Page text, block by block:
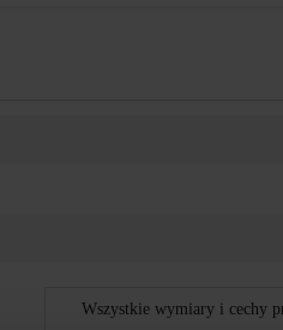
Wszystkie wymiary i cechy